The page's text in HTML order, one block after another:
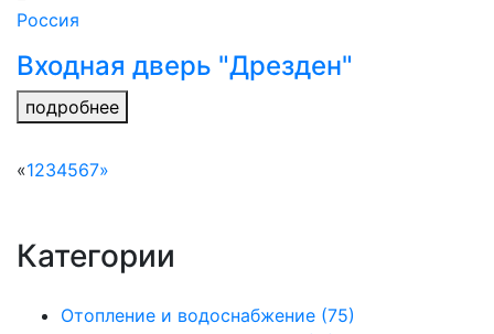
Категории
Отопление и водоснабжение (75)
Россия
Входная дверь "Дрезден"
подробнее
«1234567»